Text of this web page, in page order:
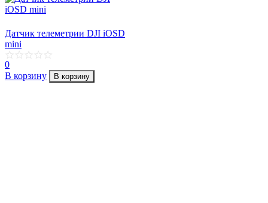
Датчик телеметрии DJI iOSD
mini
0
В корзину
В корзину